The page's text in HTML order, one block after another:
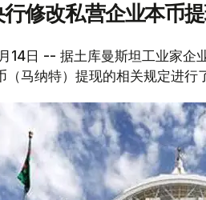
修改私营企业本币
14日 -- 据土库曼斯坦工业家企
马纳特）提现的相关规定进行